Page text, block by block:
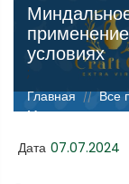
условиях
;
Главная // Все
Миндальное
Дата 07.07.2024